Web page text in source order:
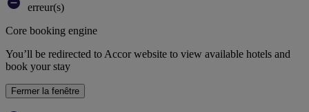
erreur(s)
Core booking engine
You’ll be redirected to Accor website to view available hotels and
book your stay
Fermer la fenêtre